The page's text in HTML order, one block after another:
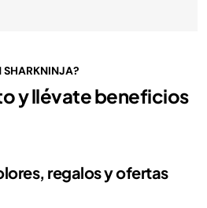
SHARKNINJA?
y llévate beneficios
regalos y ofertas